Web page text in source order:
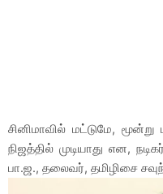
சினிமாவில் மட்டுமே,
நிஜத்தில் முடியாது என,
பா.ஜ., தலைவர், தமிழிசை